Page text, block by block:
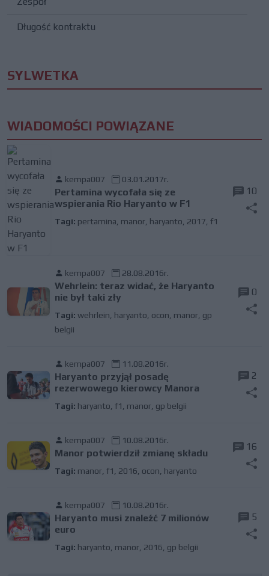
Długość kontraktu
SYLWETKA
WIADOMOŚCI POWIĄZANE
kempa007 03.01.2017r.
Pertamina wycofała się ze
wspierania Rio Haryanto w F1
Tagi: pertamina manor haryanto 2017 f1
10
kempa007 28.08.2016r.
Wehrlein: teraz widać, że Haryanto
nie był taki zły
Tagi: wehrlein haryanto ocon manor gp
belgii
0
kempa007 11.08.2016r.
Haryanto przyjął posadę
rezerwowego kierowcy Manora
Tagi: haryanto f1 manor gp belgii
2
kempa007 10.08.2016r.
Manor potwierdził zmianę składu
Tagi: manor f1 2016 ocon haryanto
16
kempa007 10.08.2016r.
Haryanto musi znaleźć 7 milionów
euro
Tagi: haryanto manor 2016 gp belgii
5